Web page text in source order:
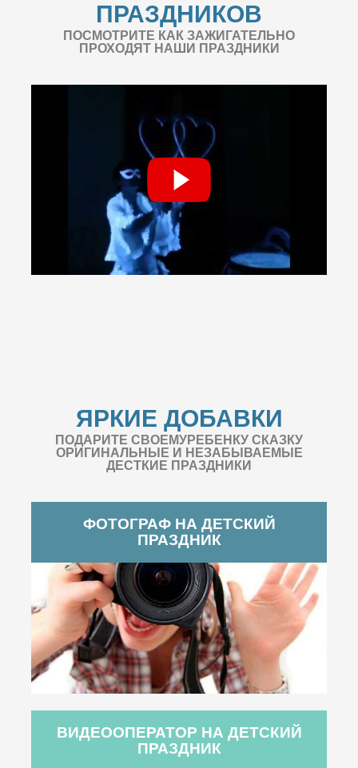
ПРАЗДНИКОВ
ПОСМОТРИТЕ КАК ЗАЖИГАТЕЛЬНО
ПРОХОДЯТ НАШИ ПРАЗДНИКИ
ЯРКИЕ ДОБАВКИ
ПОДАРИТЕ СВОЕМУРЕБЕНКУ СКАЗКУ
ОРИГИНАЛЬНЫЕ И НЕЗАБЫВАЕМЫЕ
ДЕСТКИЕ ПРАЗДНИКИ
ФОТОГРАФ НА ДЕТСКИЙ
ПРАЗДНИК
ВИДЕООПЕРАТОР НА ДЕТСКИЙ
ПРАЗДНИК